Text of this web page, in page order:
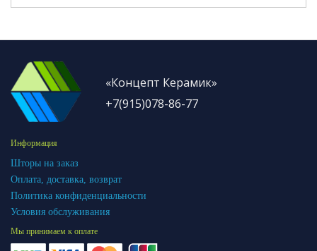
«Концепт Керамик»
+7(915)078-86-77
Информация
Шторы на заказ
Оплата, доставка, возврат
Политика конфиденциальности
Условия обслуживания
Мы принимаем к оплате